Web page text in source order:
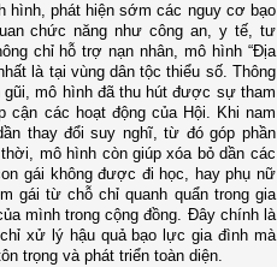
hình, phát hiện sớm các nguy cơ bạo
chức năng như công an, y tế, tư
chỉ hỗ trợ nạn nhân, mô hình “Địa
là tại vùng dân tộc thiểu số. Thông
gũi, mô hình đã thu hút được sự tham
các hoạt động của Hội. Khi nam
thay đổi suy nghĩ, từ đó góp phần
mô hình còn giúp xóa bỏ dần các
gái không được đi học, hay phụ nữ
gái từ chỗ chỉ quanh quẩn trong gia
mình trong cộng đồng. Đây chính là
xử lý hậu quả bạo lực gia đình mà
trọng và phát triển toàn diện.